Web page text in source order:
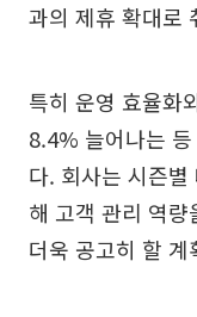
과의 제휴 확대로
특히 운영 효율화
8.4% 늘어나는
다. 회사는 시즌
해 고객 관리 역
더욱 공고히 할 계